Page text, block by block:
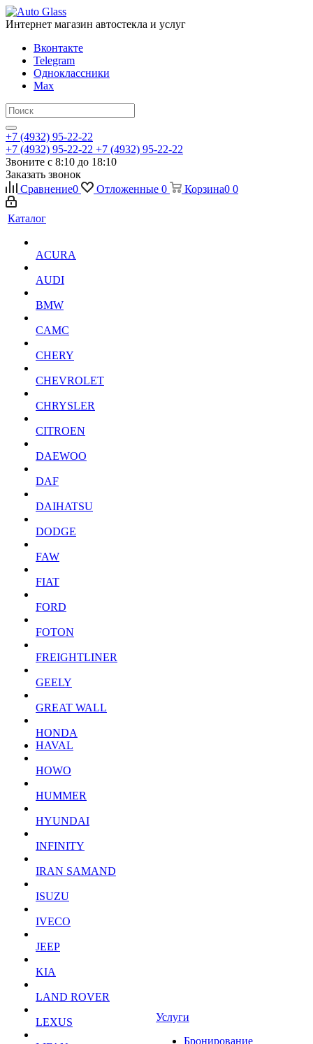
Интернет магазин автостекла и услуг
Вконтакте
Telegram
Одноклассники
Max
+7 (4932) 95-22-22
+7 (4932) 95-22-22 +7 (4932) 95-22-22
Звоните с 8:10 до 18:10
Заказать звонок
Сравнение0 Отложенные 0 Корзина0 0
Каталог
ACURA
AUDI
BMW
CAMC
CHERY
CHEVROLET
CHRYSLER
CITROEN
DAEWOO
DAF
DAIHATSU
DODGE
FAW
FIAT
FORD
FOTON
FREIGHTLINER
GEELY
GREAT WALL
HONDA
HAVAL
HOWO
HUMMER
HYUNDAI
INFINITY
IRAN SAMAND
ISUZU
IVECO
JEEP
KIA
LAND ROVER
LEXUS
Услуги
Бронирование